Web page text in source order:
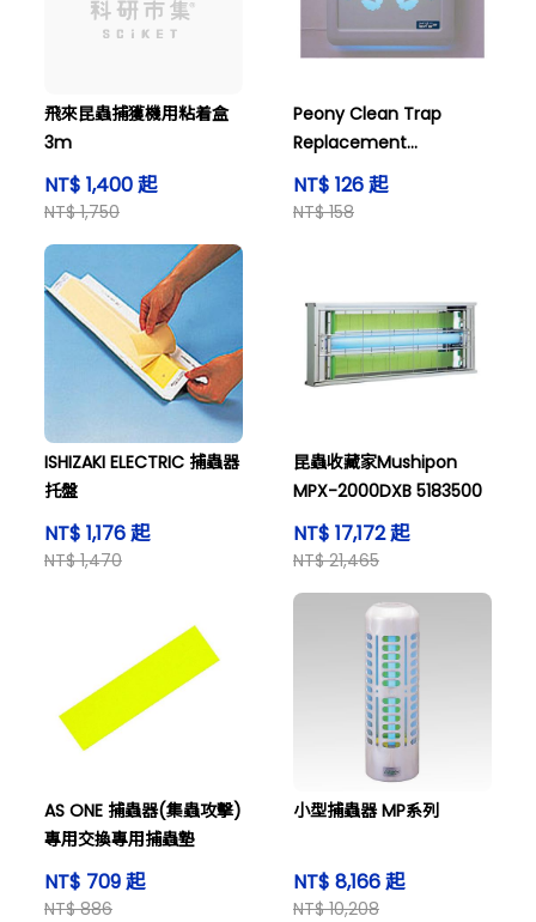
飛來昆蟲捕獲機用粘着盒
3m
NT$ 1,400 起
NT$ 1,750
Peony Clean Trap
Replacement
Insectivorous Tape IC-
10A 7799100
NT$ 126 起
NT$ 158
ISHIZAKI ELECTRIC 捕蟲器
托盤
NT$ 1,176 起
NT$ 1,470
昆蟲收藏家Mushipon
MPX-2000DXB 5183500
NT$ 17,172 起
NT$ 21,465
AS ONE 捕蟲器(集蟲攻擊)
專用交換專用捕蟲墊
NT$ 709 起
NT$ 886
小型捕蟲器 MP系列
NT$ 8,166 起
NT$ 10,208